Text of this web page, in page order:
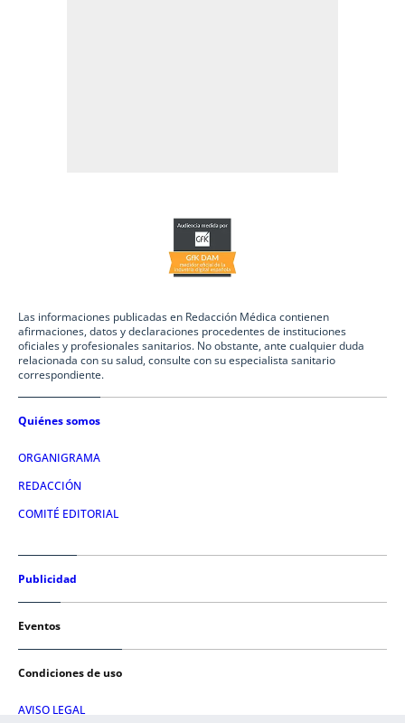
Las informaciones publicadas en Redacción Médica contienen
afirmaciones, datos y declaraciones procedentes de instituciones
oficiales y profesionales sanitarios. No obstante, ante cualquier duda
relacionada con su salud, consulte con su especialista sanitario
correspondiente.
Quiénes somos
ORGANIGRAMA
REDACCIÓN
COMITÉ EDITORIAL
Publicidad
Eventos
Condiciones de uso
AVISO LEGAL